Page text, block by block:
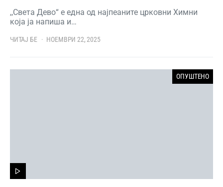
,,Света Дево“ е една од најпеаните црковни Химни
која ја напиша и…
ЧИТАЈ БЕ НОЕМВРИ 22, 2025
ОПУШТЕНО